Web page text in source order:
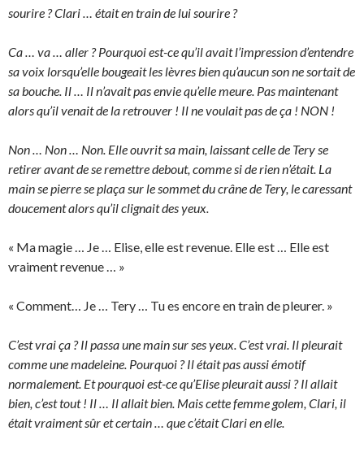
sourire ? Clari … était en train de lui sourire ?
Ca … va … aller ? Pourquoi est-ce qu’il avait l’impression d’entendre
sa voix lorsqu’elle bougeait les lèvres bien qu’aucun son ne sortait de
sa bouche. Il … Il n’avait pas envie qu’elle meure. Pas maintenant
alors qu’il venait de la retrouver ! Il ne voulait pas de ça ! NON !
Non … Non … Non. Elle ouvrit sa main, laissant celle de Tery se
retirer avant de se remettre debout, comme si de rien n’était. La
main se pierre se plaça sur le sommet du crâne de Tery, le caressant
doucement alors qu’il clignait des yeux.
« Ma magie … Je … Elise, elle est revenue. Elle est … Elle est
vraiment revenue … »
« Comment… Je … Tery … Tu es encore en train de pleurer. »
C’est vrai ça ? Il passa une main sur ses yeux. C’est vrai. Il pleurait
comme une madeleine. Pourquoi ? Il était pas aussi émotif
normalement. Et pourquoi est-ce qu’Elise pleurait aussi ? Il allait
bien, c’est tout ! Il … Il allait bien. Mais cette femme golem, Clari, il
était vraiment sûr et certain … que c’était Clari en elle.